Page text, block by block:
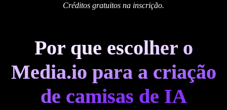
Créditos gratuitos na inscrição.
Por que escolher o
Media.io para a criação
de camisas de IA